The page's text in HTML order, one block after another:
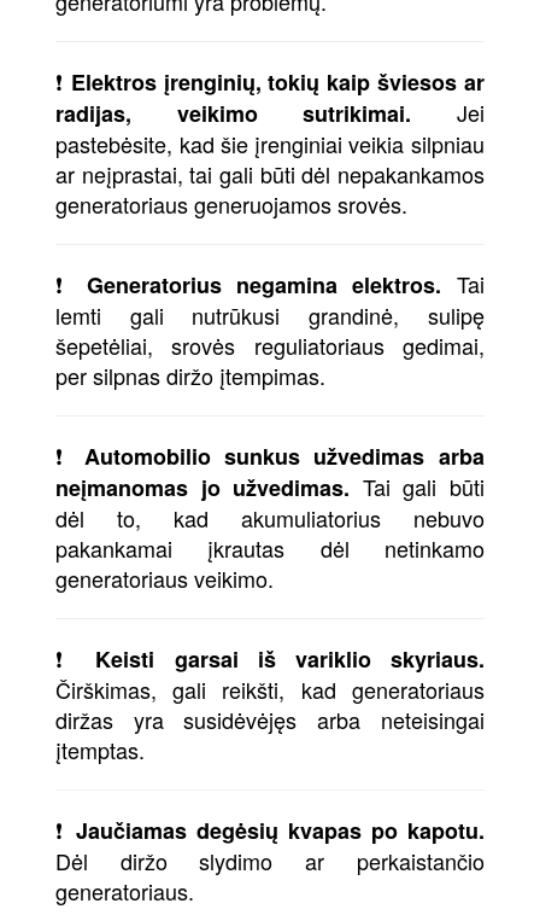
❗ Elektros įrenginių, tokių kaip šviesos ar
radijas, veikimo sutrikimai. Jei
pastebėsite, kad šie įrenginiai veikia silpniau
ar neįprastai, tai gali būti dėl nepakankamos
generatoriaus generuojamos srovės.
❗ Generatorius negamina elektros. Tai
lemti gali nutrūkusi grandinė, sulipę
šepetėliai, srovės reguliatoriaus gedimai,
per silpnas diržo įtempimas.
❗ Automobilio sunkus užvedimas arba
neįmanomas jo užvedimas. Tai gali būti
dėl to, kad akumuliatorius nebuvo
pakankamai įkrautas dėl netinkamo
generatoriaus veikimo.
❗ Keisti garsai iš variklio skyriaus.
Čirškimas, gali reikšti, kad generatoriaus
diržas yra susidėvėjęs arba neteisingai
įtemptas.
❗Jaučiamas degėsių kvapas po kapotu.
Dėl diržo slydimo ar perkaistančio
generatoriaus.